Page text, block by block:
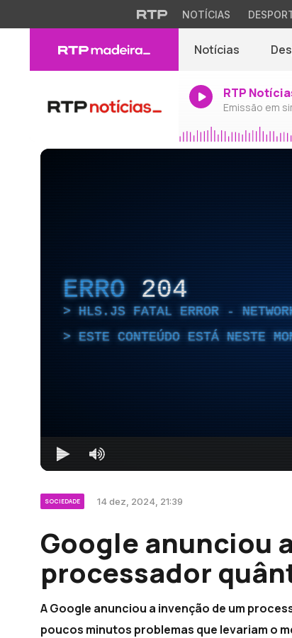
NOTÍCIAS
Notícias
RTP
Emissão em
ERRO 204
HLS.JS FATAL ERROR -
ESTE CONTEÚDO ESTÁ NESTE
SOCIEDADE 14 dez, 2024, 21:39
Google anunciou
processador
A Google anunciou a invenção de um
poucos minutos problemas que levariam o